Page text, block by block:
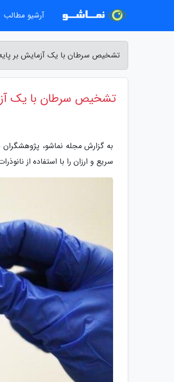
تشخیص سرطان با یک آزمایش بر پایه
تشخیص سرطان با یک
سریع و ارزان را با استفاده از
آرشیو مطالب